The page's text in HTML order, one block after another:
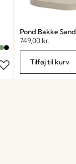
Pond Bakke Sand
749,00 kr.
Tilføj til kurv